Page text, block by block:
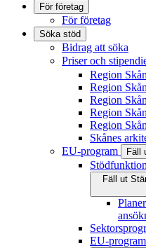
För företag
För företag
Söka stöd
Bidrag att söka
Priser och
Region
Region
Region
Region
Region
Skånes
EU-program
Fäll
Fäll ut
EU-